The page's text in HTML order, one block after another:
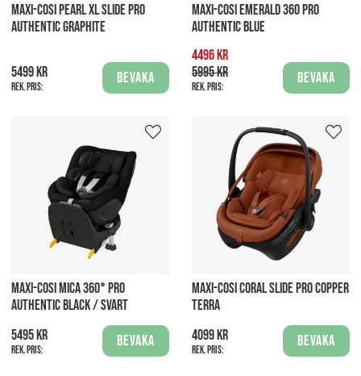
MAXI-COSI PEARL XL SLIDE PRO
AUTHENTIC GRAPHITE
5499 kr
Rek. pris:
Bevaka
MAXI-COSI EMERALD 360 PRO
AUTHENTIC BLUE
4496 kr
5995 kr
Rek. pris:
Bevaka
MAXI-COSI MICA 360° PRO
AUTHENTIC BLACK / SVART
5495 kr
Rek. pris:
Bevaka
MAXI-COSI CORAL SLIDE PRO COPPER
TERRA
4099 kr
Rek. pris:
Bevaka